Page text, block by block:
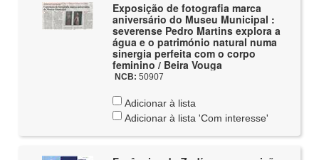
Exposição de fotografia marca
aniversário do Museu Municipal :
severense Pedro Martins explora a
água e o património natural numa
sinergia perfeita com o corpo
feminino / Beira Vouga
NCB: 50907
Adicionar à lista
Adicionar à lista 'Com interesse'